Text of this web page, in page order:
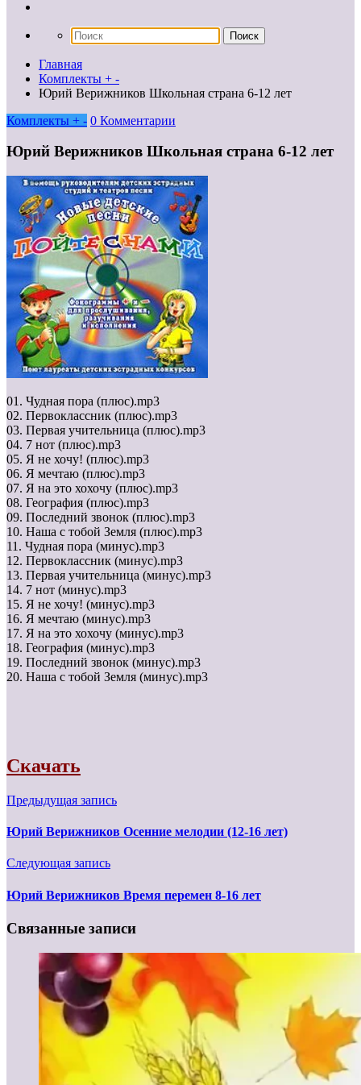
Главная
Комплекты + -
Юрий Верижников Школьная страна 6-12 лет
Комплекты + - 0 Комментарии
Юрий Верижников Школьная страна 6-12 лет
01. Чудная пора (плюс).mp3
02. Первоклассник (плюс).mp3
03. Первая учительница (плюс).mp3
04. 7 нот (плюс).mp3
05. Я не хочу! (плюс).mp3
06. Я мечтаю (плюс).mp3
07. Я на это хохочу (плюс).mp3
08. География (плюс).mp3
09. Последний звонок (плюс).mp3
10. Наша с тобой Земля (плюс).mp3
11. Чудная пора (минус).mp3
12. Первоклассник (минус).mp3
13. Первая учительница (минус).mp3
14. 7 нот (минус).mp3
15. Я не хочу! (минус).mp3
16. Я мечтаю (минус).mp3
17. Я на это хохочу (минус).mp3
18. География (минус).mp3
19. Последний звонок (минус).mp3
20. Наша с тобой Земля (минус).mp3
Скачать
Предыдущая запись
Юрий Верижников Осенние мелодии (12-16 лет)
Следующая запись
Юрий Верижников Время перемен 8-16 лет
Связанные записи